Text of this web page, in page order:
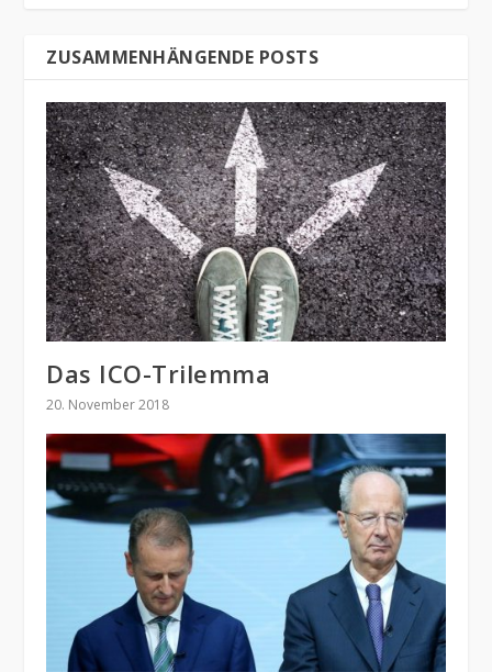
ZUSAMMENHÄNGENDE POSTS
Das ICO-Trilemma
20. November 2018